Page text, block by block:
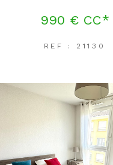
990 € CC*
REF : 21130